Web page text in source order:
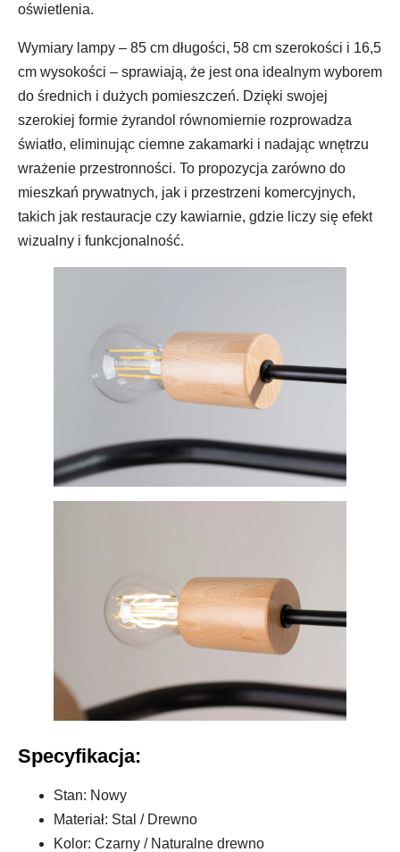
oświetlenia.
Wymiary lampy – 85 cm długości, 58 cm szerokości i 16,5
cm wysokości – sprawiają, że jest ona idealnym wyborem
do średnich i dużych pomieszczeń. Dzięki swojej
szerokiej formie żyrandol równomiernie rozprowadza
światło, eliminując ciemne zakamarki i nadając wnętrzu
wrażenie przestronności. To propozycja zarówno do
mieszkań prywatnych, jak i przestrzeni komercyjnych,
takich jak restauracje czy kawiarnie, gdzie liczy się efekt
wizualny i funkcjonalność.
Specyfikacja:
Stan: Nowy
Materiał: Stal / Drewno
Kolor: Czarny / Naturalne drewno